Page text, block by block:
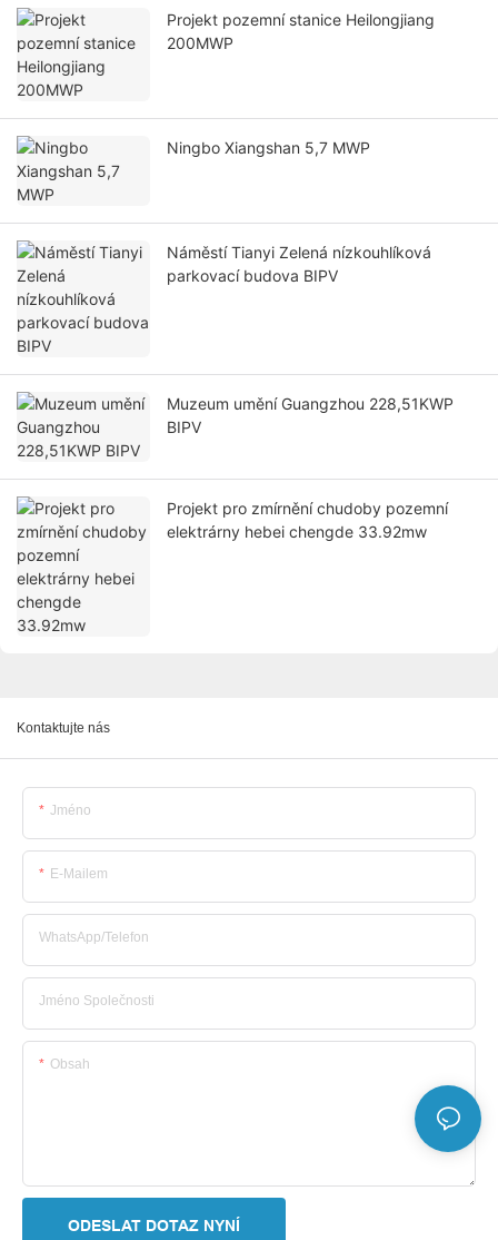
Projekt pozemní stanice Heilongjiang
200MWP
Ningbo Xiangshan 5,7 MWP
Náměstí Tianyi Zelená nízkouhlíková
parkovací budova BIPV
Muzeum umění Guangzhou 228,51KWP
BIPV
Projekt pro zmírnění chudoby pozemní
elektrárny hebei chengde 33.92mw
Kontaktujte nás
Jméno
E-Mailem
WhatsApp/telefon
Jméno Společnosti
Obsah
ODESLAT DOTAZ NYNÍ